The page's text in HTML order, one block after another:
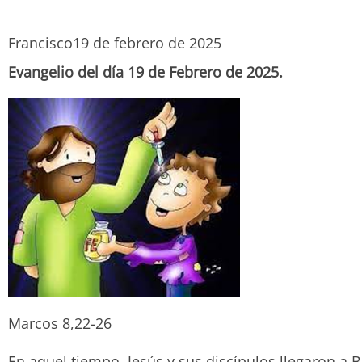
Francisco19 de febrero de 2025
Evangelio del día 19 de Febrero de 2025.
Marcos 8,22-26